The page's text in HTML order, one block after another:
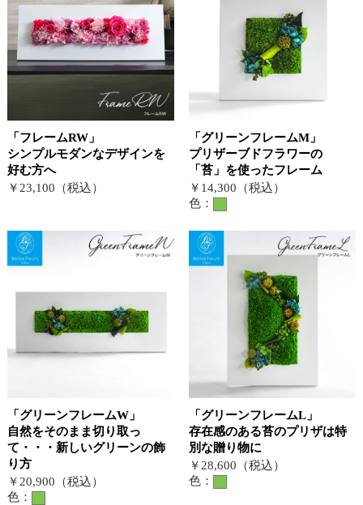
「フレームRW」
シンプルモダンなデザインを
好む方へ
￥23,100（税込）
「グリーンフレームM」
プリザーブドフラワーの
「苔」を使ったフレーム
￥14,300（税込）
色：
「グリーンフレームW」
自然をそのまま切り取っ
て・・・新しいグリーンの飾
り方
￥20,900（税込）
色：
「グリーンフレームL」
存在感のある苔のプリザは特
別な贈り物に
￥28,600（税込）
色：